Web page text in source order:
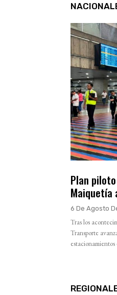
Plan
Maiquetía
6 De Agosto
Tras los
Transporte